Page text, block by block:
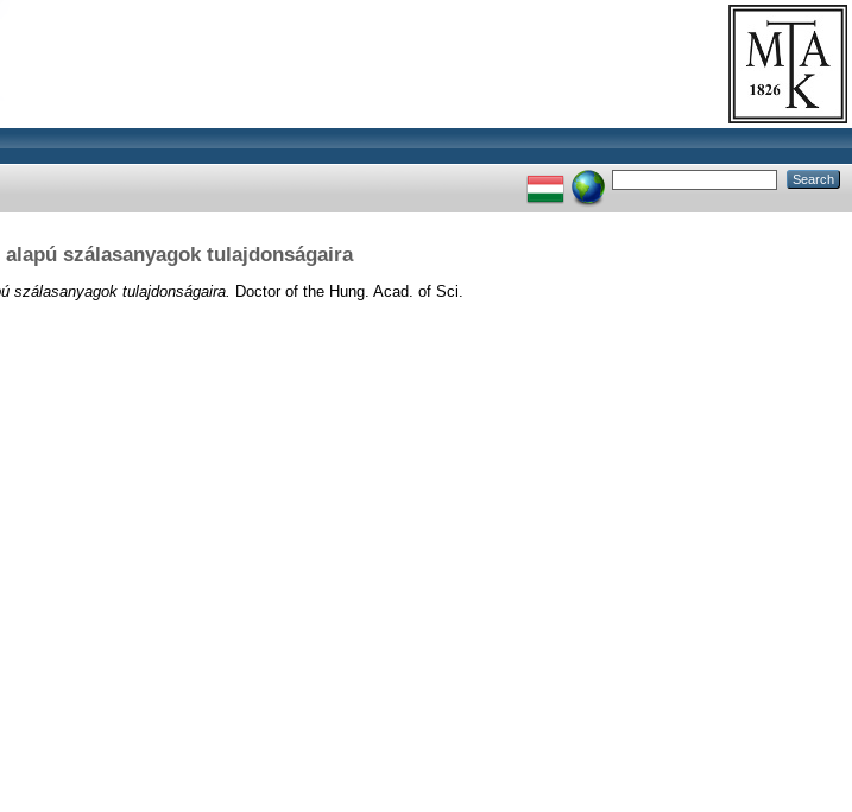
szálasanyagok tulajdonságaira
szálasanyagok tulajdonságaira. Doctor of the Hung. Acad. of Sci.